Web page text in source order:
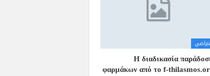
Η διαδικασία
φαρμάκων από το f-